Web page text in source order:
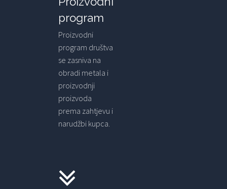
program
Proizvodni
program društva
se zasniva na
obradi metala i
proizvodnji
proizvoda
prema zahtjevu i
narudžbi kupca.